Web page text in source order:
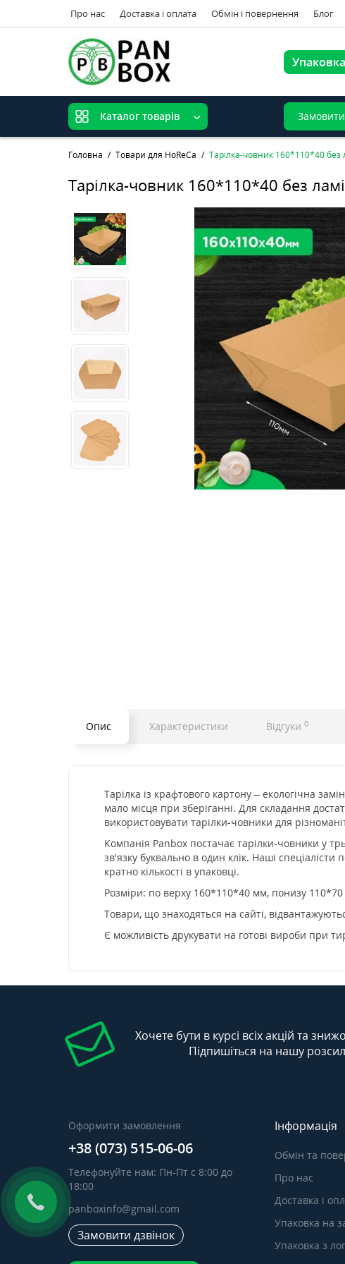
Про нас Доставка і оплата Обмін і повернення Блог
Каталог товарів
Головна Товари для HoReCa Тарілка-човник 160*110*40 без
Тарілка-човник 160*110*40 без
Опис Характеристики Відгуки 0
Тарілка із крафтового картону – екологічна
мало місця при зберіганні. Для складання
використовувати тарілки-човники для
Компанія Panbox постачає тарілки-човники у
зв'язку буквально в один клік. Наші
кратно кількості в упаковці.
Розміри: по верху 160*110*40 мм, понизу
Товари, що знаходяться на сайті,
Є можливість друкувати на готові вироби при
Хочете бути в курсі всіх акцій та
Підпишіться на нашу
Оформити замовлення
+38 (073) 515-06-06
Телефонуйте нам: Пн-Пт с 8:00 до
18:00
panboxinfo@gmail.com
Замовити дзвінок
Інформація
Обмін та
Про нас
Доставка і
Упаковка на
Упаковка з